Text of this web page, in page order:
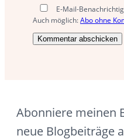
E-Mail-
Auch möglich:Abo ohne
Abonniere meinen
neue Blogbeiträge